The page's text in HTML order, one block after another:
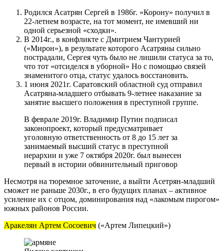
Родился Асатрян Сергей в 1986г. «Корону» получил в
22-летнем возрасте, на тот момент, не имевший ни
одной серьезной «сходки».
В 2014г., в конфликте с Дмитрием Чантурией
(«Мирон»), в результате которого Асатряны сильно
пострадали, Сергея чуть было не лишили статуса за то,
что тот «отсиделся в уборной» Но с помощью связей
знаменитого отца, статус удалось восстановить.
1 июня 2021г. Саратовский областной суд отправил
Асатряна-младшего отбывать 9-летнее наказание за
занятие высшего положения в преступной группе.
В феврале 2019г. Владимир Путин подписал
законопроект, который предусматривает
уголовную ответственность от 8 до 15 лет за
занимаемый высший статус в преступной
иерархии и уже 7 октября 2020г. был вынесен
первый в истории обвинительный приговор
Несмотря на тюремное заточение, а выйти Асетрян-младший
сможет не раньше 2030г., в его будущих планах – активное
усиление их с отцом, доминирования над «лакомым пирогом»
южных районов России.
Аракелян Артем Сосоевич («Артем Липецкий»)